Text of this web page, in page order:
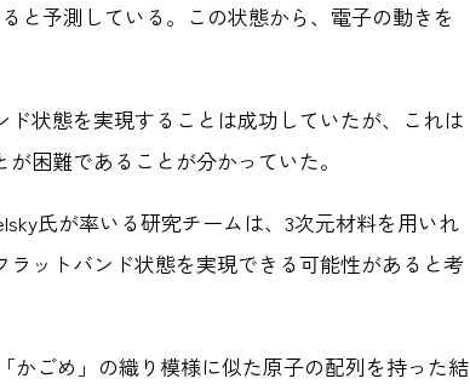
と予測している。この状態から、電子の動きを
状態を実現することは成功していたが、これは
困難であることが分かっていた。
氏が率いる研究チームは、3次元材料を用いれ
ットバンド状態を実現できる可能性があると考
かごめ」の織り模様に似た原子の配列を持った結